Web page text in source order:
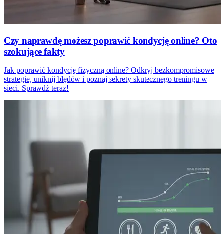
Czy naprawdę możesz poprawić kondycję online? Oto
szokujące fakty
Jak poprawić kondycję fizyczną online? Odkryj bezkompromisowe
strategie, uniknij błędów i poznaj sekrety skutecznego treningu w
sieci. Sprawdź teraz!